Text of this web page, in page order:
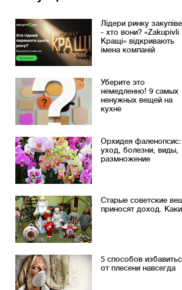
Лідери ринку
- хто вони? «Zakupivli
Кращі» відкривають
імена компаній
Уберите это
немедленно! 9 самых
ненужных вещей на
кухне
Орхидея фаленопсис:
уход, болезни, виды,
размножение
Старые советские
приносят доход.
5 способов
от плесени навсегда